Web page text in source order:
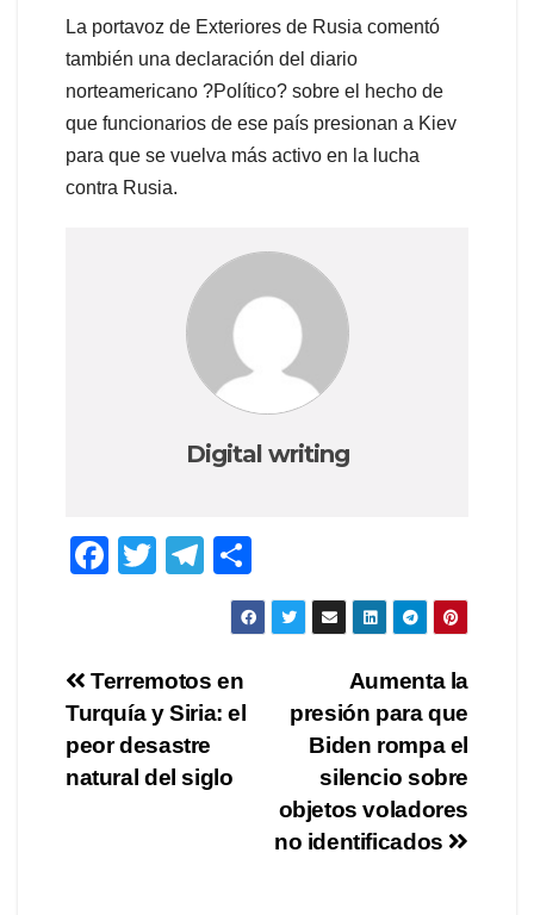
La portavoz de Exteriores de Rusia comentó
también una declaración del diario
norteamericano ?Político? sobre el hecho de
que funcionarios de ese país presionan a Kiev
para que se vuelva más activo en la lucha
contra Rusia.
Digital writing
F
e
b
o
o
T
er
T
el
gr
a
m
h
ar
Post
navigation
Aumenta la
presión para que
Biden rompa el
silencio sobre
objetos voladores
no identificados
Terremotos en
Turquía y Siria: el
peor desastre
natural del siglo